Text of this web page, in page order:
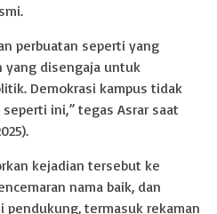
perbuatan seperti yang
yang disengaja untuk
Demokrasi kampus tidak
ini,” tegas Asrar saat
kejadian tersebut ke
nama baik, dan
termasuk rekaman